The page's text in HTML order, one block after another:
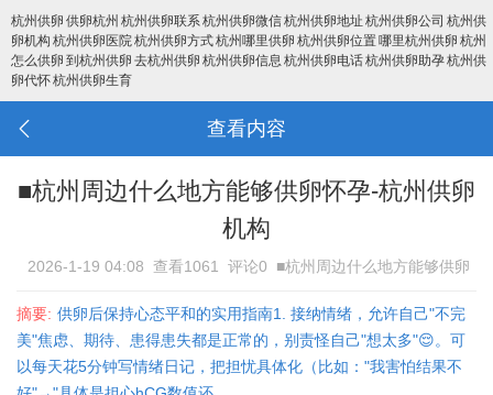
杭州供卵 供卵杭州 杭州供卵联系杭州供卵微信杭州供卵地址 杭州供卵公司 杭州供
卵机构 杭州供卵医院杭州供卵方式杭州哪里供卵 杭州供卵位置哪里杭州供卵 杭州
怎么供卵 到杭州供卵 去杭州供卵 杭州供卵信息 杭州供卵电话杭州供卵助孕杭州供
卵代怀杭州供卵生育
查看内容
■杭州周边什么地方能够供卵怀孕-杭州供卵
机构
2026-1-19 04:08 查看1061 评论0
■杭州周边什么地方能够供卵
摘要: 供卵后保持心态平和的实用指南1. ‌接纳情绪，允许自己"不完
美"‌焦虑、期待、患得患失都是正常的，别责怪自己"想太多"😌。可
以每天花5分钟写情绪日记，把担忧具体化（比如："我害怕结果不